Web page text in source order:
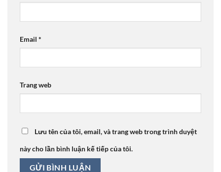
Email *
Trang web
Lưu tên của tôi, email, và trang web trong trình duyệt
này cho lần bình luận kế tiếp của tôi.